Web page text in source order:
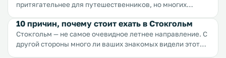
отель или хостел не составляет большой проблемы и уж
столицей. Мы расскажем вам о лучших хостелах
Стокгольма с идеальным соотношением цены и
качества.
притягательнее для путешественников, но многих
столицы. Чем дальше от центра, тем отели и гостевые
дома становятся дешевле, тем не менее стоит
учитывать траты на проезд до центра города и обратно,
10 причин, почему стоит ехать в Стокгольм
Стокгольм — не самое очевидное летнее направление. С
другой стороны много ли ваших знакомых видели этот